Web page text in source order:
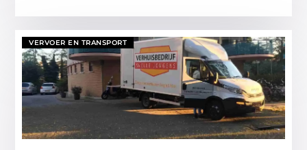
VERVOER EN TRANSPORT